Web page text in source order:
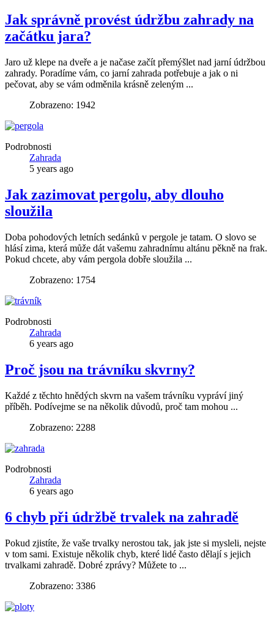
Jak správně provést údržbu zahrady na
začátku jara?
Jaro už klepe na dveře a je načase začít přemýšlet nad jarní údržbou
zahrady. Poradíme vám, co jarní zahrada potřebuje a jak o ni
pečovat, aby se vám odměnila krásně zeleným ...
Zobrazeno: 1942
Podrobnosti
Zahrada
5 years ago
Jak zazimovat pergolu, aby dlouho
sloužila
Doba pohodových letních sedánků v pergole je tatam. O slovo se
hlásí zima, která může dát vašemu zahradnímu altánu pěkně na frak.
Pokud chcete, aby vám pergola dobře sloužila ...
Zobrazeno: 1754
Podrobnosti
Zahrada
6 years ago
Proč jsou na trávníku skvrny?
Každé z těchto hnědých skvrn na vašem trávníku vypráví jiný
příběh. Podívejme se na několik důvodů, proč tam mohou ...
Zobrazeno: 2288
Podrobnosti
Zahrada
6 years ago
6 chyb při údržbě trvalek na zahradě
Pokud zjistíte, že vaše trvalky nerostou tak, jak jste si mysleli, nejste
v tom sami. Existuje několik chyb, které lidé často dělají s jejich
trvalkami zahradě. Dobré zprávy? Můžete to ...
Zobrazeno: 3386